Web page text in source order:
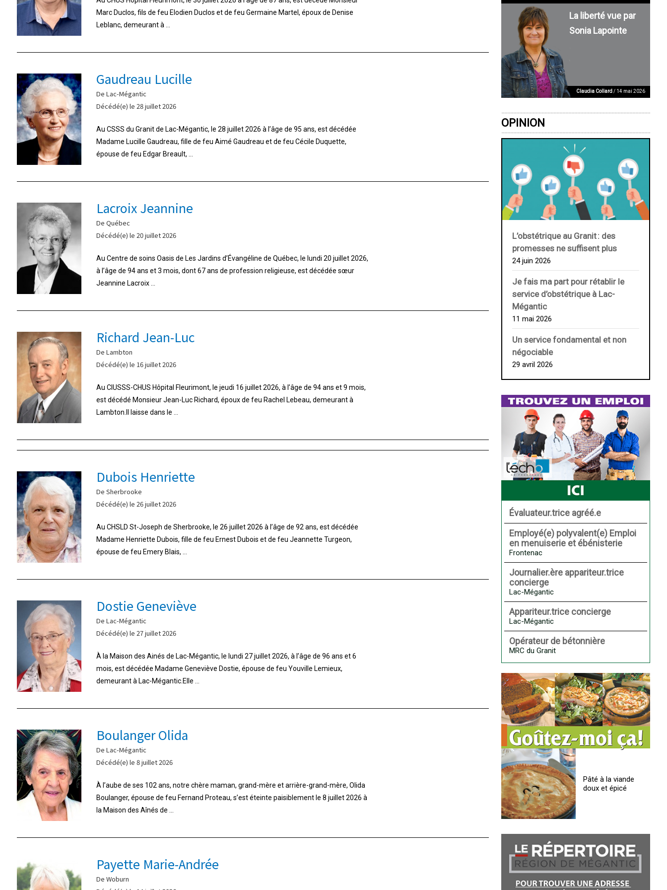
Marc Duclos, fils de feu Elodien Duclos et de feu Germaine Martel, époux de Denise
Leblanc, demeurant à ...
Gaudreau Lucille
De Lac-Mégantic
Décédé(e) le 28 juillet 2026
Au CSSS du Granit de Lac-Mégantic, le 28 juillet 2026 à l’âge de 95 ans, est décédée
Madame Lucille Gaudreau, fille de feu Aimé Gaudreau et de feu Cécile Duquette,
épouse de feu Edgar Breault, ...
Lacroix Jeannine
De Québec
Décédé(e) le 20 juillet 2026
Au Centre de soins Oasis de Les Jardins d’Évangéline de Québec, le lundi 20 juillet 2026,
à l’âge de 94 ans et 3 mois, dont 67 ans de profession religieuse, est décédée sœur
Jeannine Lacroix ...
Richard Jean-Luc
De Lambton
Décédé(e) le 16 juillet 2026
Au CIUSSS-CHUS Hôpital Fleurimont, le jeudi 16 juillet 2026, à l’âge de 94 ans et 9 mois,
est décédé Monsieur Jean-Luc Richard, époux de feu Rachel Lebeau, demeurant à
Lambton.Il laisse dans le ...
Dubois Henriette
De Sherbrooke
Décédé(e) le 26 juillet 2026
Au CHSLD St-Joseph de Sherbrooke, le 26 juillet 2026 à l’âge de 92 ans, est décédée
Madame Henriette Dubois, fille de feu Ernest Dubois et de feu Jeannette Turgeon,
épouse de feu Emery Blais, ...
Dostie Geneviève
De Lac-Mégantic
Décédé(e) le 27 juillet 2026
À la Maison des Ainés de Lac-Mégantic, le lundi 27 juillet 2026, à l’âge de 96 ans et 6
mois, est décédée Madame Geneviève Dostie, épouse de feu Youville Lemieux,
demeurant à Lac-Mégantic.Elle ...
Boulanger Olida
De Lac-Mégantic
Décédé(e) le 8 juillet 2026
À l’aube de ses 102 ans, notre chère maman, grand-mère et arrière-grand-mère, Olida
Boulanger, épouse de feu Fernand Proteau, s’est éteinte paisiblement le 8 juillet 2026 à
la Maison des Aînés de ...
Payette Marie-Andrée
De Woburn
La liberté vue par
Sonia Lapointe
Claudia Collard/ 14 mai 2026
OPINION
L’obstétrique au ­Granit : des
promesses ne suffisent plus
24 juin 2026
Je fais ma part pour rétablir le
service d’obstétrique à Lac-
Mégantic
11 mai 2026
Un service fondamental et non
négociable
29 avril 2026
Évaluateur.trice agréé.e
Employé(e) polyvalent(e) Emploi
en menuiserie et ébénisterie
Frontenac
Journalier.ère appariteur.trice
concierge
Lac-Mégantic
Appariteur.trice concierge
Lac-Mégantic
Opérateur de bétonnière
MRC du Granit
Pâté à la viande
doux et épicé